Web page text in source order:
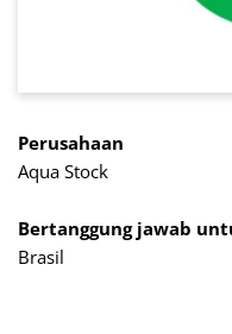
Perusahaan
Aqua Stock
Bertanggung jawab
Brasil